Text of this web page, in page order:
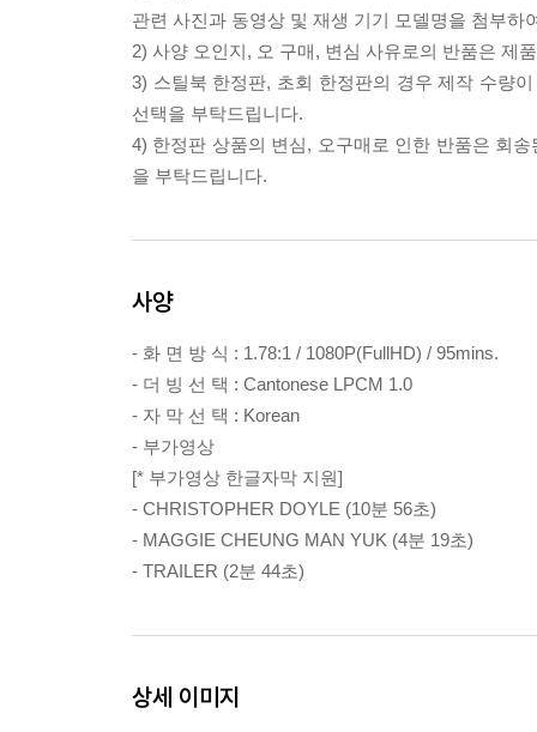
관련 사진과 동영상 및 재생 기기 모델명을 첨부하
2) 사양 오인지, 오 구매, 변심 사유로의 반품은 제
3) 스틸북 한정판, 초회 한정판의 경우 제작 수량
선택을 부탁드립니다.
4) 한정판 상품의 변심, 오구매로 인한 반품은 회
을 부탁드립니다.
사양
- 화 면 방 식 : 1.78:1 / 1080P(FullHD) / 95mins.
- 더 빙 선 택 : Cantonese LPCM 1.0
- 자 막 선 택 : Korean
- 부가영상
[* 부가영상 한글자막 지원]
- CHRISTOPHER DOYLE (10분 56초)
- MAGGIE CHEUNG MAN YUK (4분 19초)
- TRAILER (2분 44초)
상세 이미지